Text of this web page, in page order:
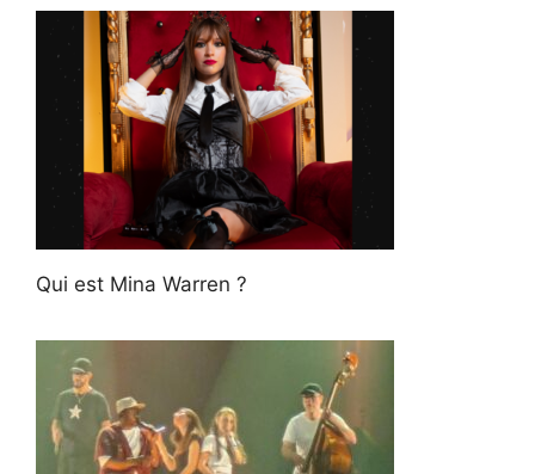
Qui est Mina Warren ?